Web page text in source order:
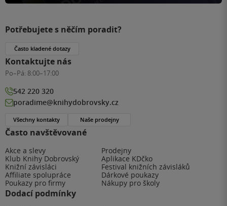
Často navštěvované
Akce a slevy
Prodejny
Klub Knihy Dobrovský
Aplikace KDčko
Knižní závisláci
Festival knižních závisláků
Affiliate spolupráce
Dárkové poukazy
Poukazy pro firmy
Nákupy pro školy
Dodací podmínky
Potřebujete s něčím poradit?
Často kladené dotazy
Kontaktujte nás
Po–Pá: 8:00–17:00
542 220 320
poradime@knihydobrovsky.cz
Všechny kontakty Naše prodejny